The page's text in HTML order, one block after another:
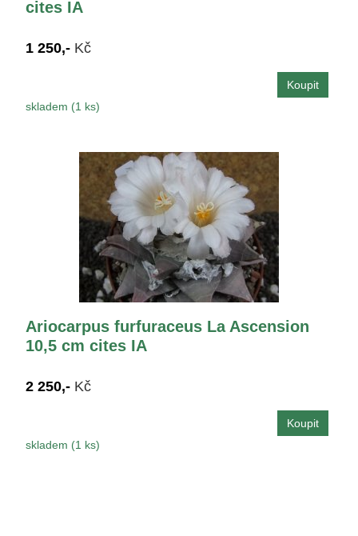
cites IA
1 250,- Kč
skladem (1 ks)
Ariocarpus furfuraceus La Ascension
10,5 cm cites IA
2 250,- Kč
skladem (1 ks)